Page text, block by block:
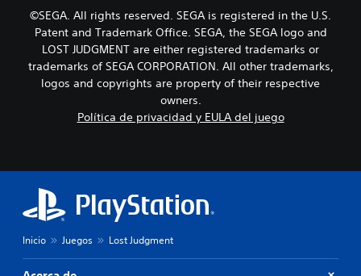
©SEGA. All rights reserved. SEGA is registered in the U.S.
Patent and Trademark Office. SEGA, the SEGA logo and
LOST JUDGMENT are either registered trademarks or
trademarks of SEGA CORPORATION. All other trademarks,
logos and copyrights are property of their respective
owners.
Política de privacidad y EULA del juego
Inicio Juegos Lost Judgment